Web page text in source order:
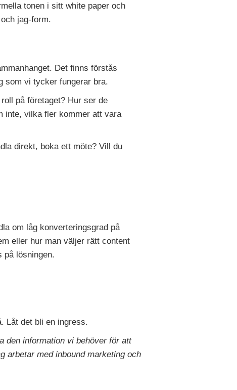
tonen i sitt white paper och
jag-form.
Det finns förstås
som vi tycker fungerar bra.
på företaget? Hur ser de
inte, vilka fler kommer att vara
direkt, boka ett möte? Vill du
om låg konverteringsgrad på
eller hur man väljer rätt content
på lösningen.
Låt det bli en ingress.
den information vi behöver för att
arbetar med inbound marketing och